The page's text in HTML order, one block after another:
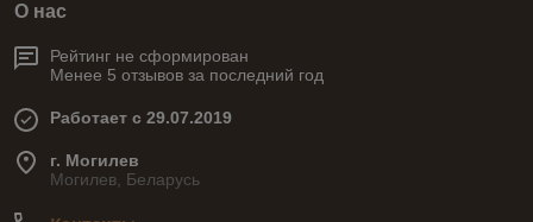
О нас
Рейтинг не сформирован
Менее 5 отзывов за последний год
Работает с 29.07.2019
г. Могилев
Могилев, Беларусь